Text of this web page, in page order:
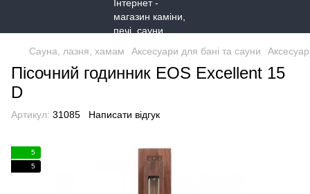
Сауна, лазня, хамам Аксесуари для бані та сауни
Пісочний годинник EOS Excellent 15
D
Артикул: 31085 Написати відгук
5
5